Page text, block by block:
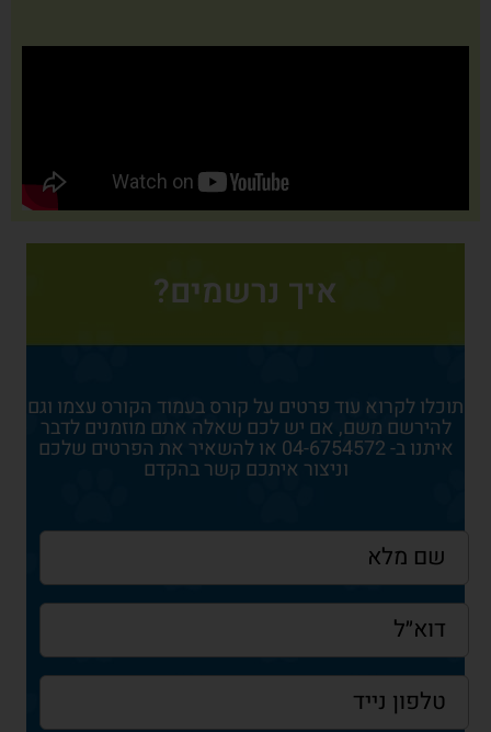
איך נרשמים?
תוכלו לקרוא עוד פרטים על קורס בעמוד הקורס עצמו וגם
להירשם משם, אם יש לכם שאלה אתם מוזמנים לדבר
איתנו ב- 04-6754572 או להשאיר את הפרטים שלכם
וניצור איתכם קשר בהקדם
דוא״ל *
טלפון